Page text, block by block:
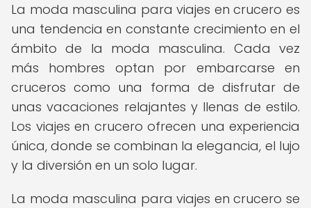
La moda masculina para viajes en crucero es
una tendencia en constante crecimiento en el
ámbito de la moda masculina. Cada vez
más hombres optan por embarcarse en
cruceros como una forma de disfrutar de
unas vacaciones relajantes y llenas de estilo.
Los viajes en crucero ofrecen una experiencia
única, donde se combinan la elegancia, el lujo
y la diversión en un solo lugar.
La moda masculina para viajes en crucero se